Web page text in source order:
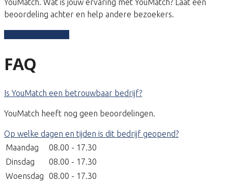
YouMatch. Wat is jouw ervaring met YouMatch? Laat een
beoordeling achter en help andere bezoekers.
FAQ
Is YouMatch een betrouwbaar bedrijf?
YouMatch heeft nog geen beoordelingen.
Op welke dagen en tijden is dit bedrijf geopend?
Maandag
08.00 - 17.30
Dinsdag
08.00 - 17.30
Woensdag
08.00 - 17.30